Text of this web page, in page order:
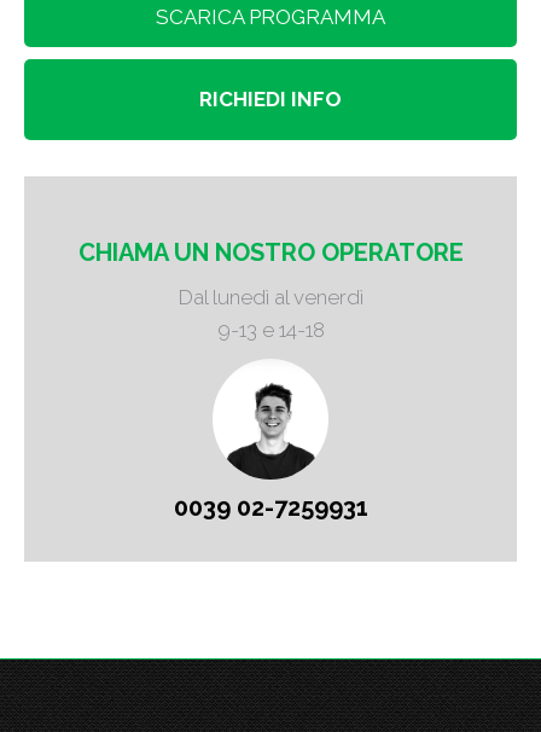
SCARICA PROGRAMMA
RICHIEDI INFO
CHIAMA UN NOSTRO OPERATORE
Dal lunedì al venerdì
9-13 e 14-18
0039 02-7259931